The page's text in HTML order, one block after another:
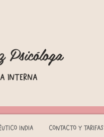
Psicóloga
interna
India Contacto y tarifas